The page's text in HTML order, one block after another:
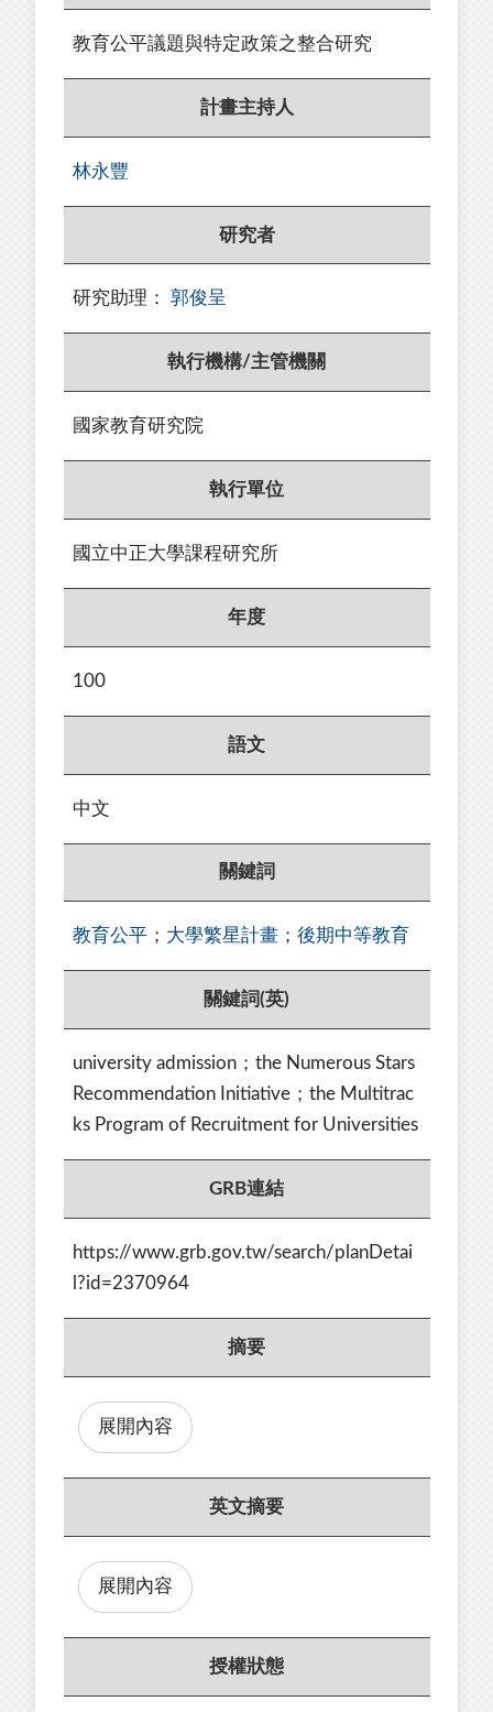
教育公平議題與特定政策之整合研究
計畫主持人
林永豐
研究者
研究助理： 郭俊呈
執行機構/主管機關
國家教育研究院
執行單位
國立中正大學課程研究所
年度
100
語文
中文
關鍵詞
教育公平 ； 大學繁星計畫 ； 後期中等教育
關鍵詞(英)
university admission；the Numerous Stars
Recommendation Initiative；the Multitrac
ks Program of Recruitment for Universities
GRB連結
https://www.grb.gov.tw/search/planDetai
l?id=2370964
摘要
展開內容
英文摘要
展開內容
授權狀態